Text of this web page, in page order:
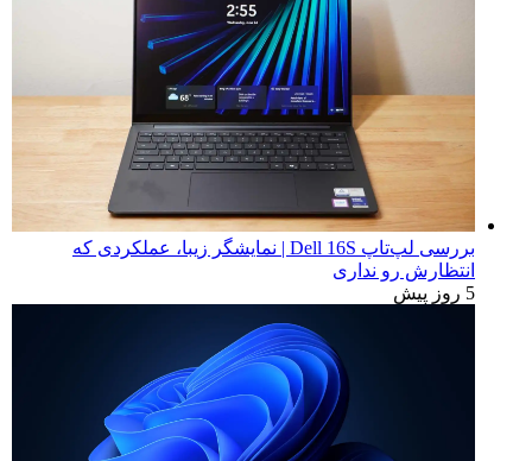
بررسی لپ‌تاپ Dell 16S | نمایشگر زیبا، عملکردی که
انتظارش رو نداری
5 روز پیش